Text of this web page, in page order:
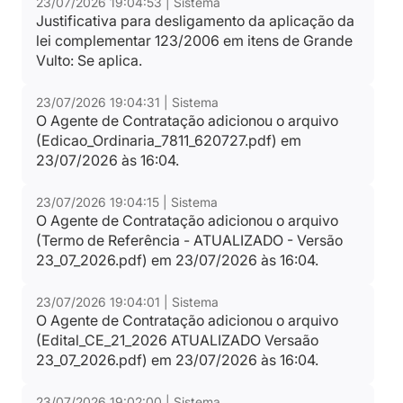
Publicação SUPENSÃO CE 21_2026.pdf
Tipo:
Aviso de suspensão de licitação
25/06/2026-16:07:43
Termo de Referência - ATUALIZADO - Versão
23_07_2026.pdf
Tipo: Projeto básico/Termo de referência
Edicao_Ordinaria_7811_620727.pdf
Tipo:
Aviso de republicação de edital
23/07/2026-16:04:31
Pedidos de Esclarecimento
Tipo: Relatorio
Justificativa para desligamento da aplicação da
lei complementar 123/2006 em itens de Grande
Vulto: Se aplica.
23/07/2026 19:04:31 | Sistema
O Agente de Contratação adicionou o arquivo
(Edicao_Ordinaria_7811_620727.pdf) em
23/07/2026 às 16:04.
23/07/2026 19:04:15 | Sistema
O Agente de Contratação adicionou o arquivo
(Termo de Referência - ATUALIZADO - Versão
23_07_2026.pdf) em 23/07/2026 às 16:04.
23/07/2026 19:04:01 | Sistema
O Agente de Contratação adicionou o arquivo
(Edital_CE_21_2026 ATUALIZADO Versaão
23_07_2026.pdf) em 23/07/2026 às 16:04.